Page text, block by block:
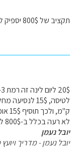
תקציב של 800$ יספיק לשבועיים כולל טיסות פנים ורמת חיים משודרגת?
ק"מ,
לא רעה בכלל ב-800$ לשבועיים
יובל נעמן
יובל נעמן - מדריך ויועץ